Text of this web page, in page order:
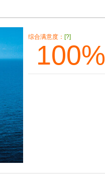
综合满意度： [?]
100%